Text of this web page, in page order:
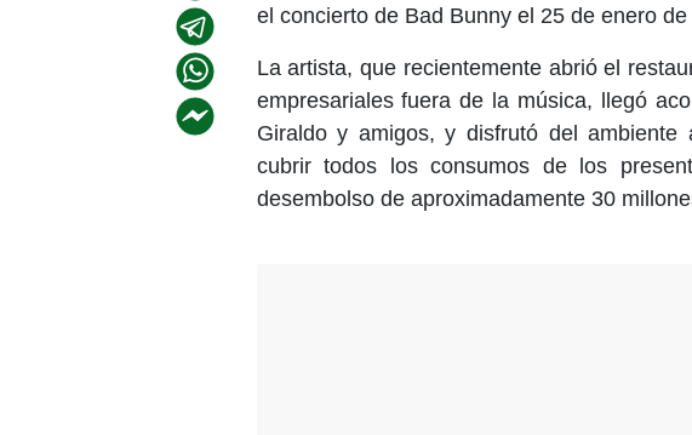
el concierto de Bad Bunny el 25 de enero de
La artista, que recientemente abrió el
empresariales fuera de la música, llegó
Giraldo y amigos, y disfrutó del
cubrir todos los consumos de los
desembolso de aproximadamente 30